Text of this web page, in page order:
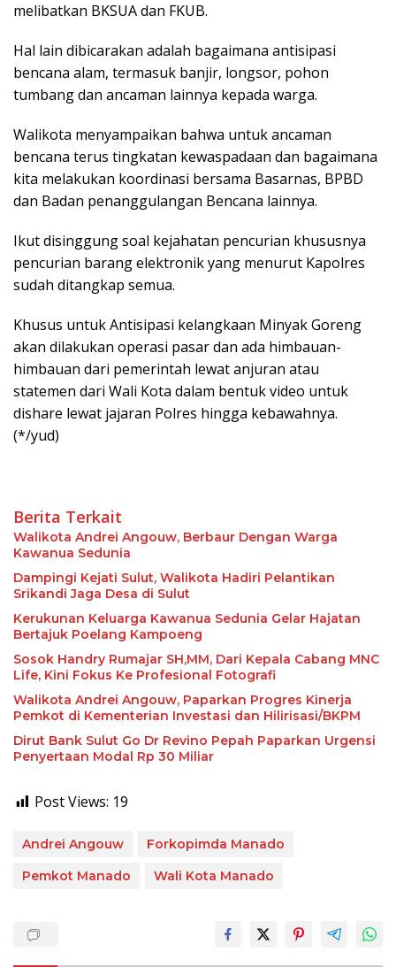
melibatkan BKSUA dan FKUB.
Hal lain dibicarakan adalah bagaimana antisipasi
bencana alam, termasuk banjir, longsor, pohon
tumbang dan ancaman lainnya kepada warga.
Walikota menyampaikan bahwa untuk ancaman
bencana terus tingkatan kewaspadaan dan bagaimana
kita melakukan koordinasi bersama Basarnas, BPBD
dan Badan penanggulangan Bencana lainnya.
Ikut disinggung soal kejahatan pencurian khususnya
pencurian barang elektronik yang menurut Kapolres
sudah ditangkap semua.
Khusus untuk Antisipasi kelangkaan Minyak Goreng
akan dilakukan operasi pasar dan ada himbauan-
himbauan dari pemerintah lewat anjuran atau
statemen dari Wali Kota dalam bentuk video untuk
dishare lewat jajaran Polres hingga kebawahnya.
(*/yud)
Berita Terkait
Walikota Andrei Angouw, Berbaur Dengan Warga
Kawanua Sedunia
Dampingi Kejati Sulut, Walikota Hadiri Pelantikan
Srikandi Jaga Desa di Sulut
Kerukunan Keluarga Kawanua Sedunia Gelar Hajatan
Bertajuk Poelang Kampoeng
Sosok Handry Rumajar SH,MM, Dari Kepala Cabang MNC
Life, Kini Fokus Ke Profesional Fotografi
Walikota Andrei Angouw, Paparkan Progres Kinerja
Pemkot di Kementerian Investasi dan Hilirisasi/BKPM
Dirut Bank Sulut Go Dr Revino Pepah Paparkan Urgensi
Penyertaan Modal Rp 30 Miliar
Post Views: 19
Andrei Angouw
Forkopimda Manado
Pemkot Manado
Wali Kota Manado